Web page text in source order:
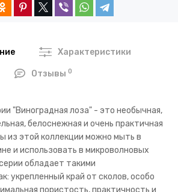
Характеристики
Отзывы0
"Виноградная лоза" - это необычная,
белоснежная и очень практичная
из этой коллекции можно мыть в
и использовать в микроволновых
обладает такими
укрепленный край от сколов, особо